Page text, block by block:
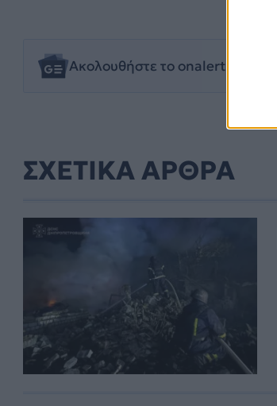
Ακολουθήστε το onalert.gr στο
ΣΧΕΤΙΚΑ ΑΡΘΡΑ